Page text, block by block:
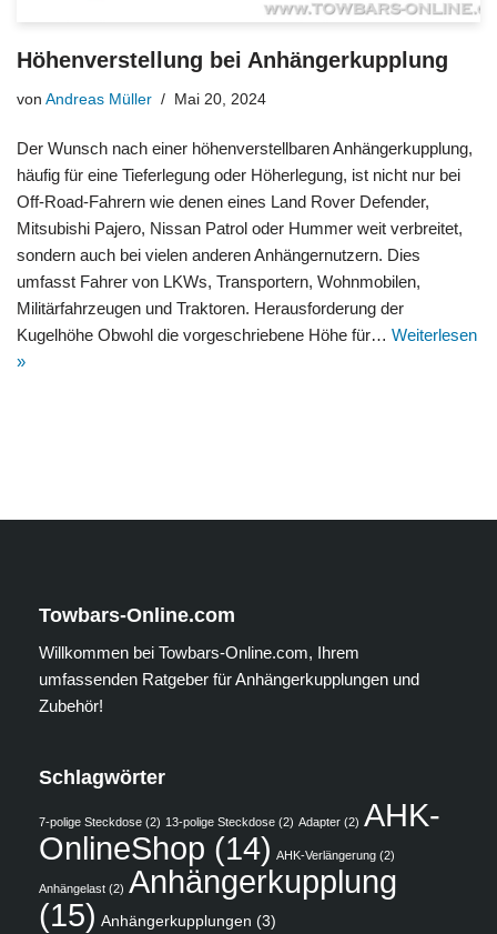
Höhenverstellung bei Anhängerkupplung
von Andreas Müller Mai 20, 2024
Der Wunsch nach einer höhenverstellbaren Anhängerkupplung,
häufig für eine Tieferlegung oder Höherlegung, ist nicht nur bei
Off-Road-Fahrern wie denen eines Land Rover Defender,
Mitsubishi Pajero, Nissan Patrol oder Hummer weit verbreitet,
sondern auch bei vielen anderen Anhängernutzern. Dies
umfasst Fahrer von LKWs, Transportern, Wohnmobilen,
Militärfahrzeugen und Traktoren. Herausforderung der
Kugelhöhe Obwohl die vorgeschriebene Höhe für… Weiterlesen
»
Towbars-Online.com
Willkommen bei Towbars-Online.com, Ihrem
umfassenden Ratgeber für Anhängerkupplungen und
Zubehör!
Schlagwörter
7-polige Steckdose (2) 13-polige Steckdose (2) Adapter (2) AHK-
OnlineShop (14) AHK-Verlängerung (2)
Anhängelast (2) Anhängerkupplung
(15) Anhängerkupplungen (3)